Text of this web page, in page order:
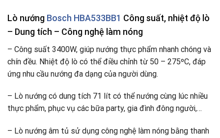
Lò nướng Bosch HBA533BB1 Công suất, nhiệt độ lò
– Dung tích – Công nghệ làm nóng
– Công suất 3400W, giúp nướng thực phẩm nhanh chóng và
chín đều. Nhiệt độ lò có thể điều chỉnh từ 50 – 275ºC, đáp
ứng nhu cầu nướng đa dạng của người dùng.
– Lò nướng có dung tích 71 lít có thể nướng cùng lúc nhiều
thực phẩm, phục vụ các bữa party, gia đình đông người,…
– Lò nướng âm tủ sử dụng công nghệ làm nóng bằng thanh